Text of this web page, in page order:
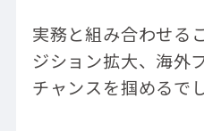
実務と組み合わせる
ジション拡大、海外
チャンスを掴めるで